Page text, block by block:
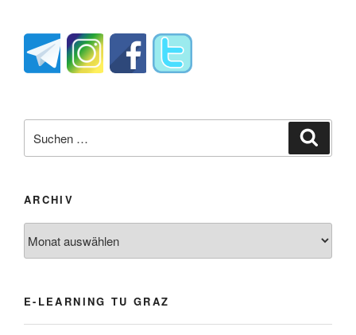
nach:
ARCHIV
E-LEARNING TU GRAZ